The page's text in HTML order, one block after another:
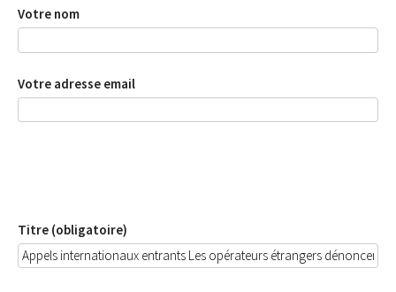
Votre nom
Votre adresse email
Titre (obligatoire)